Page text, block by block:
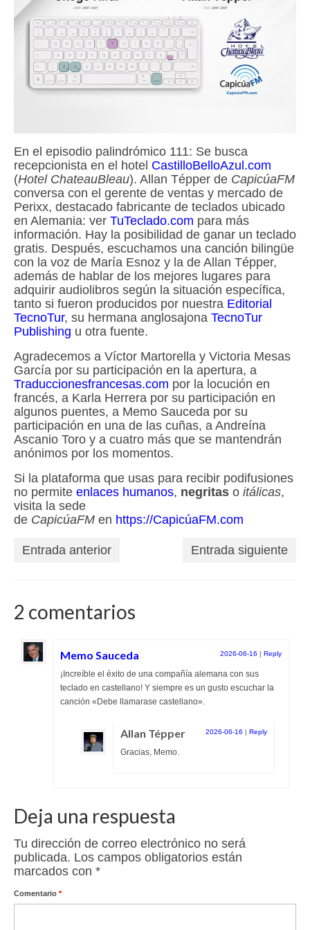
En el episodio palindrómico 111: Se busca
recepcionista en el hotel CastilloBelloAzul.com
(Hotel ChateauBleau). Allan Tépper de CapicúaFM
conversa con el gerente de ventas y mercado de
Perixx, destacado fabricante de teclados ubicado
en Alemania: ver TuTeclado.com para más
información. Hay la posibilidad de ganar un teclado
gratis. Después, escuchamos una canción bilingüe
con la voz de María Esnoz y la de Allan Tépper,
además de hablar de los mejores lugares para
adquirir audiolibros según la situación específica,
tanto si fueron producidos por nuestra Editorial
TecnoTur, su hermana anglosajona TecnoTur
Publishing u otra fuente.
Agradecemos a Víctor Martorella y Victoria Mesas
García por su participación en la apertura, a
Traduccionesfrancesas.com por la locución en
francés, a Karla Herrera por su participación en
algunos puentes, a Memo Sauceda por su
participación en una de las cuñas, a Andreína
Ascanio Toro y a cuatro más que se mantendrán
anónimos por los momentos.
Si la plataforma que usas para recibir podifusiones
no permite enlaces humanos, negritas o itálicas,
visita la sede
de CapicúaFM en https://CapicúaFM.com
Entrada anterior Entrada siguiente
2 comentarios
Memo Sauceda 2026-06-16 | Reply
¡Increíble el éxito de una compañía alemana con sus
teclado en castellano! Y siempre es un gusto escuchar la
canción «Debe llamarase castellano».
Allan Tépper 2026-06-16 | Reply
Gracias, Memo.
Deja una respuesta
Tu dirección de correo electrónico no será
publicada. Los campos obligatorios están
marcados con *
Comentario *